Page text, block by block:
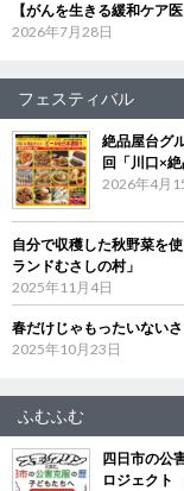
【がんを生きる緩和ケア
2026年7月28日
フェスティバル
絶品屋台グ
回「川口×
2026年4月
自分で収穫した秋野菜を
ランドむさしの村」
2025年11月4日
春だけじゃもったいない
2025年10月23日
ふむふむ
四日市の公
ロジェクト